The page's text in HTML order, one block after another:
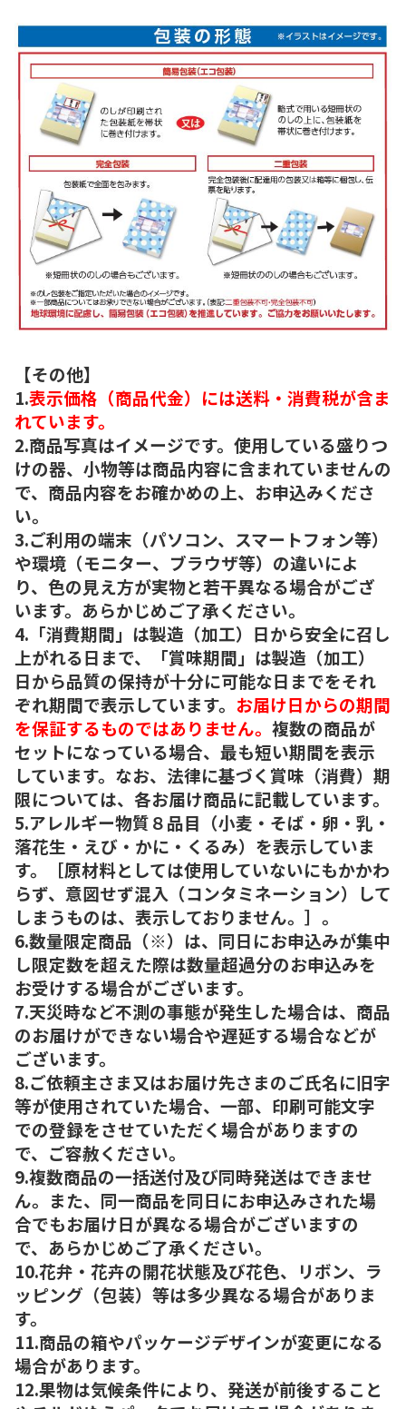
【その他】
1.表示価格（商品代金）には送料・消費税が含ま
れています。
2.商品写真はイメージです。使用している盛りつ
けの器、小物等は商品内容に含まれていませんの
で、商品内容をお確かめの上、お申込みくださ
い。
3.ご利用の端末（パソコン、スマートフォン等）
や環境（モニター、ブラウザ等）の違いによ
り、色の見え方が実物と若干異なる場合がござ
います。あらかじめご了承ください。
4.「消費期間」は製造（加工）日から安全に召し
上がれる日まで、「賞味期間」は製造（加工）
日から品質の保持が十分に可能な日までをそれ
ぞれ期間で表示しています。 お届け日からの期間
を保証するものではありません。 複数の商品が
セットになっている場合、最も短い期間を表示
しています。なお、法律に基づく賞味（消費）期
限については、各お届け商品に記載しています。
5.アレルギー物質８品目（小麦・そば・卵・乳・
落花生・えび・かに・くるみ）を表示していま
す。［原材料としては使用していないにもかかわ
らず、意図せず混入（コンタミネーション）して
しまうものは、表示しておりません。］。
6.数量限定商品（※）は、同日にお申込みが集中
し限定数を超えた際は数量超過分のお申込みを
お受けする場合がございます。
7.天災時など不測の事態が発生した場合は、商品
のお届けができない場合や遅延する場合などが
ございます。
8.ご依頼主さま又はお届け先さまのご氏名に旧字
等が使用されていた場合、一部、印刷可能文字
での登録をさせていただく場合がありますの
で、ご容赦ください。
9.複数商品の一括送付及び同時発送はできませ
ん。また、同一商品を同日にお申込みされた場
合でもお届け日が異なる場合がございますの
で、あらかじめご了承ください。
10.花弁・花卉の開花状態及び花色、リボン、ラ
ッピング（包装）等は多少異なる場合がありま
す。
11.商品の箱やパッケージデザインが変更になる
場合があります。
12.果物は気候条件により、発送が前後すること